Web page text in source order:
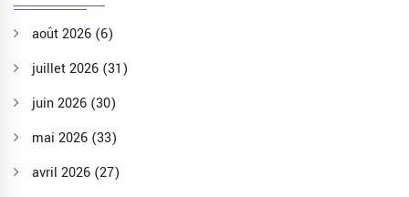
août 2026 (6)
juillet 2026 (31)
juin 2026 (30)
mai 2026 (33)
avril 2026 (27)